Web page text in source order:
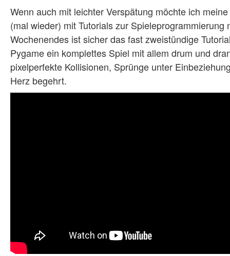
Wenn auch mit leichter Verspätung möchte ich
(mal wieder) mit Tutorials zur Spieleprogrammierung
Wochenendes ist sicher das fast zweistündige
Pygame ein komplettes Spiel mit allem drum und
pixelperfekte Kollisionen, Sprünge unter
Herz begehrt.